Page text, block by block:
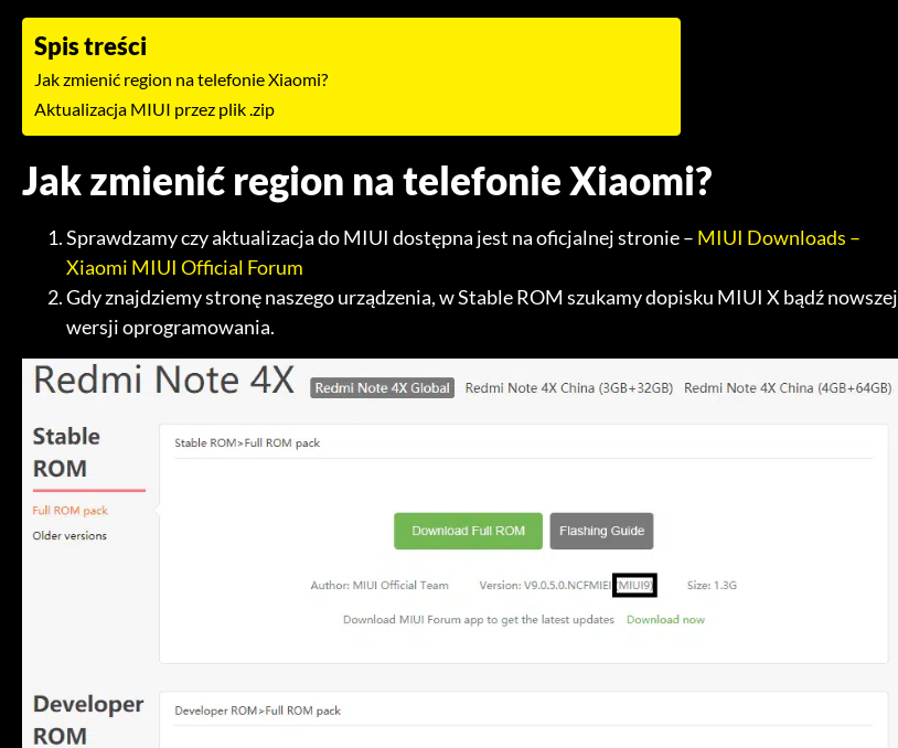
Spis treści
Jak zmienić region na telefonie Xiaomi?
Aktualizacja MIUI przez plik .zip
Jak zmienić region na telefonie Xiaomi?
Sprawdzamy czy aktualizacja do MIUI dostępna jest na oficjalnej stronie – MIUI Downloads –
Xiaomi MIUI Official Forum
Gdy znajdziemy stronę naszego urządzenia, w Stable ROM szukamy dopisku MIUI X bądź nowszej
wersji oprogramowania.